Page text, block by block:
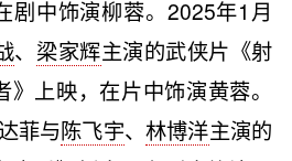
剧中饰演柳蓉。2025年1月
、 梁家辉主演的武侠片《射
上映，在片中饰演黄蓉。
菲与陈飞宇、林博洋主演的